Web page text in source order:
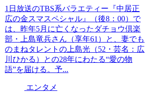
1日放送のTBS系バラエティー『中居正
広の金スマスペシャル』（後8：00）で
は、昨年5月に亡くなったダチョウ倶楽
部・上島竜兵さん（享年61）と、妻でも
のまねタレントの上島光（52・芸名：広
川ひかる）との28年にわたる“愛の物
語”を届ける。予...
エンタメ